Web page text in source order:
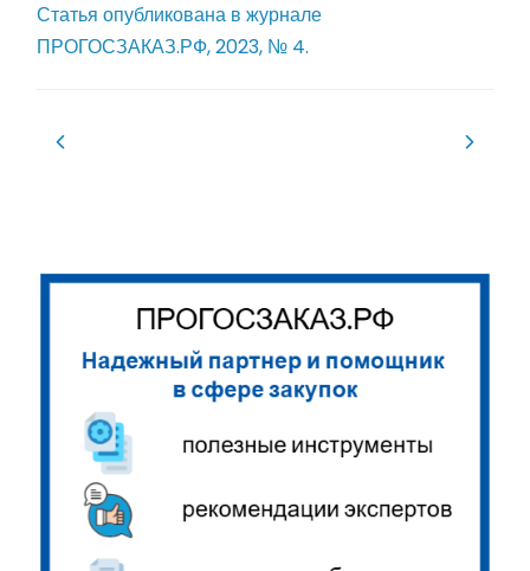
Статья опубликована в журнале
ПРОГОСЗАКАЗ.РФ, 2023, № 4.